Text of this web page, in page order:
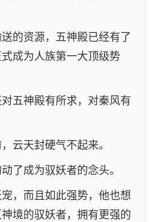
的资源，五神殿已经有了
成为人族第一大顶级势
五神殿有所求，对秦风有
云天封硬气不起来。
了成为驭妖者的念头。
，而且如此强势，他也想
境的驭妖者，拥有更强的